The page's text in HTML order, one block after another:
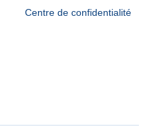
Centre de confidentialité